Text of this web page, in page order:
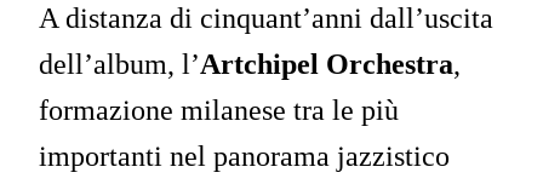
A distanza di cinquant’anni dall’uscita
dell’album, l’Artchipel Orchestra,
formazione milanese tra le più
importanti nel panorama jazzistico